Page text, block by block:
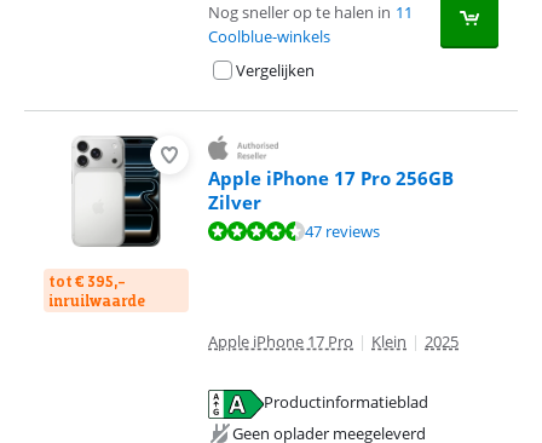
Nog sneller op te halen in 11
Coolblue-winkels
Vergelijken
tot € 395,-
inruilwaarde
Apple iPhone 17 Pro 256GB
Zilver
Beoordeling is 9,1 van de 10, gebaseerd op 47 reviews.
47 reviews
Apple iPhone 17 Pro | Klein | 2025
Productinformatieblad
Geen oplader meegeleverd